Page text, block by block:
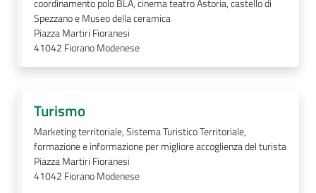
coordinamento polo BLA, cinema teatro Astoria, castello di
Spezzano e Museo della ceramica
Piazza Martiri Fioranesi
41042 Fiorano Modenese
Turismo
Marketing territoriale, Sistema Turistico Territoriale,
formazione e informazione per migliore accoglienza del turista
Piazza Martiri Fioranesi
41042 Fiorano Modenese